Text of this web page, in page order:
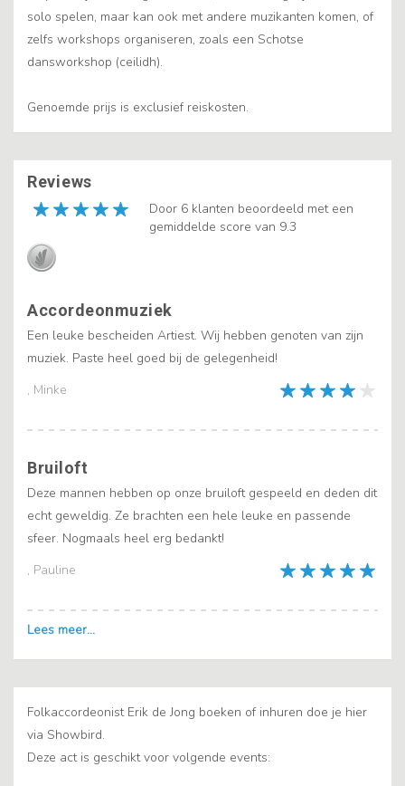
solo spelen, maar kan ook met andere muzikanten komen, of
zelfs workshops organiseren, zoals een Schotse
dansworkshop (ceilidh).
Genoemde prijs is exclusief reiskosten.
Reviews
Door 6 klanten beoordeeld met een
gemiddelde score van 9.3
, Minke
Accordeonmuziek
Een leuke bescheiden Artiest. Wij hebben genoten van zijn
muziek. Paste heel goed bij de gelegenheid!
, Pauline
Bruiloft
Deze mannen hebben op onze bruiloft gespeeld en deden dit
echt geweldig. Ze brachten een hele leuke en passende
sfeer. Nogmaals heel erg bedankt!
Folkaccordeonist Erik de Jong boeken of inhuren doe je hier
via Showbird.
Deze act is geschikt voor volgende events: